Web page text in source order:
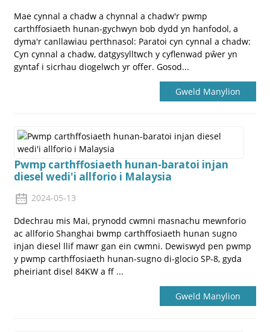
Mae cynnal a chadw a chynnal a chadw'r pwmp
carthffosiaeth hunan-gychwyn bob dydd yn hanfodol, a
dyma'r canllawiau perthnasol: Paratoi cyn cynnal a chadw:
Cyn cynnal a chadw, datgysylltwch y cyflenwad pŵer yn
gyntaf i sicrhau diogelwch yr offer. Gosod...
Gweld Manylion
Pwmp carthffosiaeth hunan-baratoi injan
diesel wedi'i allforio i Malaysia
2024-05-13
Ddechrau mis Mai, prynodd cwmni masnachu mewnforio
ac allforio Shanghai bwmp carthffosiaeth hunan sugno
injan diesel llif mawr gan ein cwmni. Dewiswyd pen pwmp
y pwmp carthffosiaeth hunan-sugno di-glocio SP-8, gyda
pheiriant disel 84KW a ff ...
Gweld Manylion